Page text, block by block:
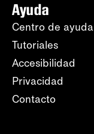
Ayuda
Centro de ayuda
Tutoriales
Accesibilidad
Privacidad
Contacto